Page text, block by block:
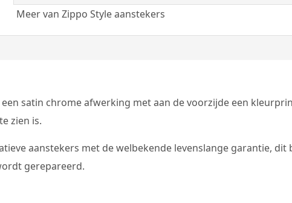
Meer van Zippo Style aanstekers
satin chrome afwerking met aan de voorzijde een
zien is.
aanstekers met de welbekende levenslange garantie, dit
gerepareerd.